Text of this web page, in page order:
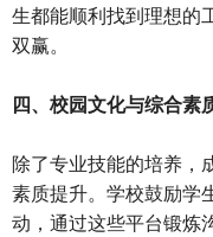
生都能顺利找到理想的
双赢。
四、校园文化与综合素
除了专业技能的培养，
素质提升。学校鼓励学
动，通过这些平台锻炼